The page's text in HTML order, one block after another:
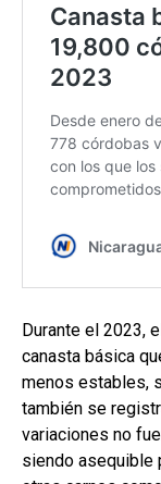
Durante el 2023,
canasta básica
menos estables,
también se
variaciones no
siendo asequible